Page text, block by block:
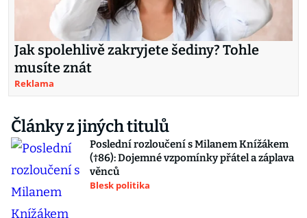
Jak spolehlivě zakryjete šediny? Tohle
musíte znát
Reklama
Články z jiných titulů
Poslední rozloučení s Milanem Knížákem
(†86): Dojemné vzpomínky přátel a záplava
věnců
Blesk politika